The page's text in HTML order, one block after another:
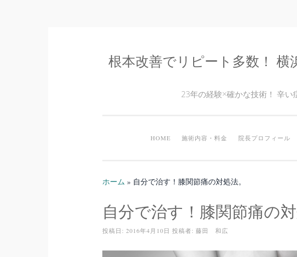
コ
プ
根本改善でリピート多数！
23年の経験×確かな技術！ 辛
HOME 施術内容・料金 院長プロフィール
ホーム » 自分で治す！膝関節痛の対処法。
自分で治す！膝関節痛の対
投稿日: 2016年4月10日 投稿者: 藤田 和広